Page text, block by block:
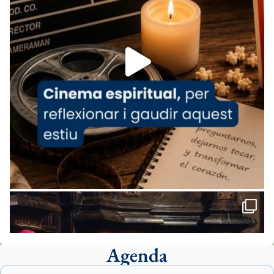
espana-testimoni...
Foto
View on Facebook · Share
Arquebisbat de Barcelona
2 weeks ago
«Avui les santes Juliana i Semproniana ens
ajuden a alçar la mirada»
Mons. Sergi Gordo, bisbe de Tortosa, ha
presidit aquest 27 de juliol la missa de Les
Santes de Mataró.
🔗tinyurl.com/cvu5jmbk
📸 J. Merino
Agenda